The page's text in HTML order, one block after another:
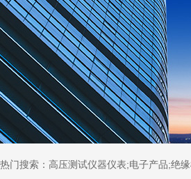
热门搜索：高压测试仪器仪表;电子产品;绝